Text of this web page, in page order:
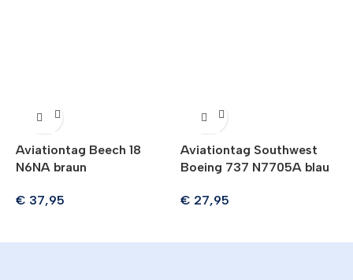
Aviationtag Beech 18
N6NA braun
€ 37,95
Aviationtag Southwest
Boeing 737 N7705A blau
€ 27,95